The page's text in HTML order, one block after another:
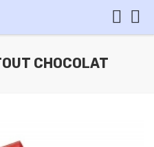
CHOCOLAT